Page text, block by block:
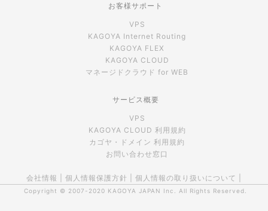
お客様サポート
VPS
KAGOYA Internet Routing
KAGOYA FLEX
KAGOYA CLOUD
マネージドクラウド for WEB
サービス概要
VPS
KAGOYA CLOUD 利用規約
カゴヤ・ドメイン 利用規約
お問い合わせ窓口
会社情報 個人情報保護方針 個人情報の取り扱いについて
Copyright © 2007-2020 KAGOYA JAPAN Inc. All Rights Reserved.